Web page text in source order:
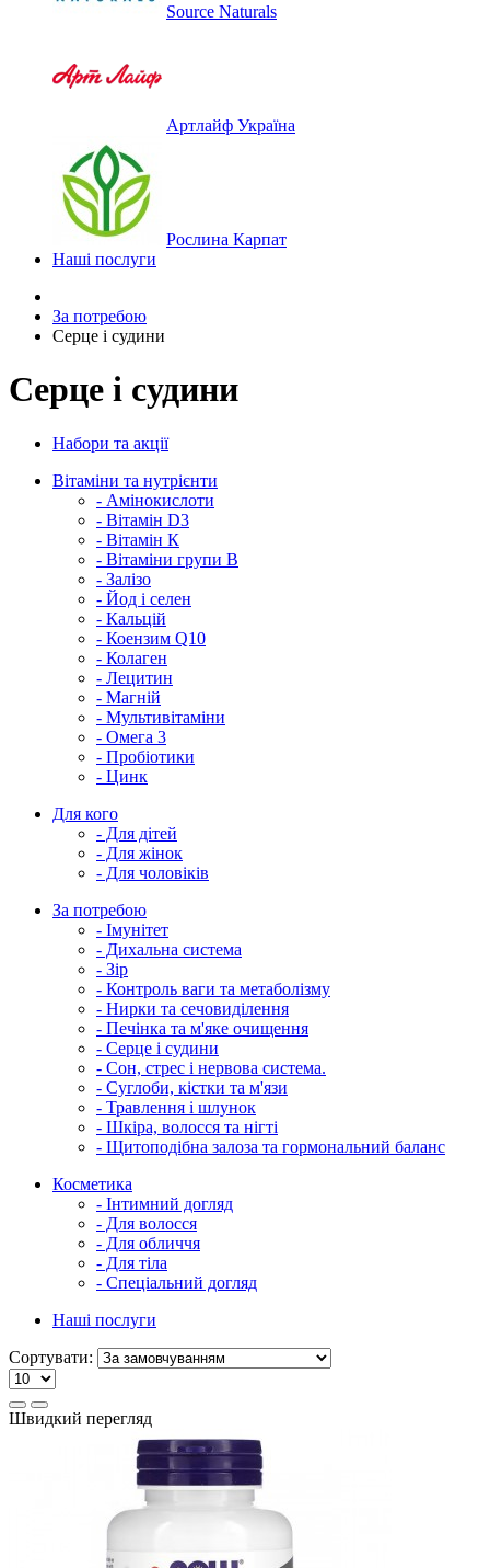
Source Naturals
Артлайф Україна
Рослина Карпат
Наші послуги
За потребою
Серце і судини
Серце і судини
Набори та акції
Вітаміни та нутрієнти
- Амінокислоти
- Вітамін D3
- Вітамін К
- Вітаміни групи В
- Залізо
- Йод і селен
- Кальцій
- Коензим Q10
- Колаген
- Лецитин
- Магній
- Мультивітаміни
- Омега 3
- Пробіотики
- Цинк
Для кого
- Для дітей
- Для жінок
- Для чоловіків
За потребою
- Імунітет
- Дихальна система
- Зір
- Контроль ваги та метаболізму
- Нирки та сечовиділення
- Печінка та м'яке очищення
- Серце і судини
- Сон, стрес і нервова система.
- Суглоби, кістки та м'язи
- Травлення і шлунок
- Шкіра, волосся та нігті
- Щитоподібна залоза та гормональний баланс
Косметика
- Інтимний догляд
- Для волосся
- Для обличчя
- Для тіла
- Спеціальний догляд
Наші послуги
Сортувати:
Швидкий перегляд